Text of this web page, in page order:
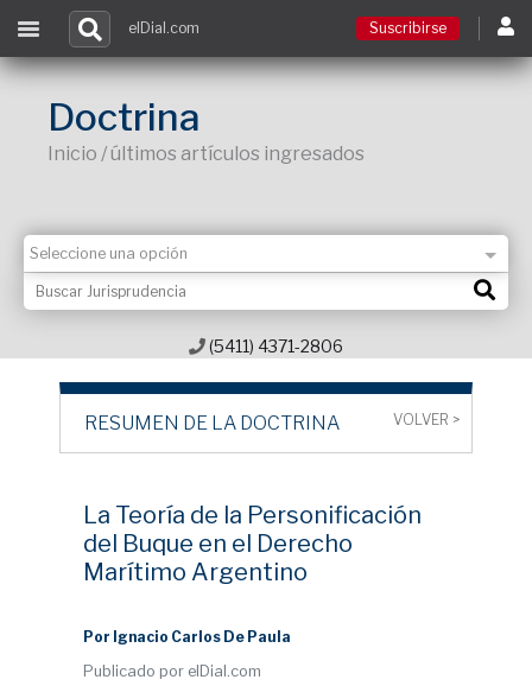
Contacto
elDial.com Suscribirse
Doctrina
Inicio / últimos artículos ingresados
(5411) 4371-2806
RESUMEN DE LA DOCTRINA VOLVER >
La Teoría de la Personificación
del Buque en el Derecho
Marítimo Argentino
Por Ignacio Carlos De Paula
Publicado por elDial.com